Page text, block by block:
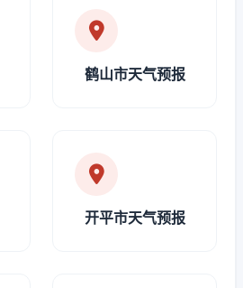
鹤山市天气预报
开平市天气预报